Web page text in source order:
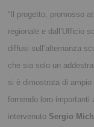
“Il progetto, promosso
regionale e dall’Ufficio
diffusi sull’alternanza
che sia solo un
si è dimostrata di
fornendo loro importanti
intervenuto Sergio